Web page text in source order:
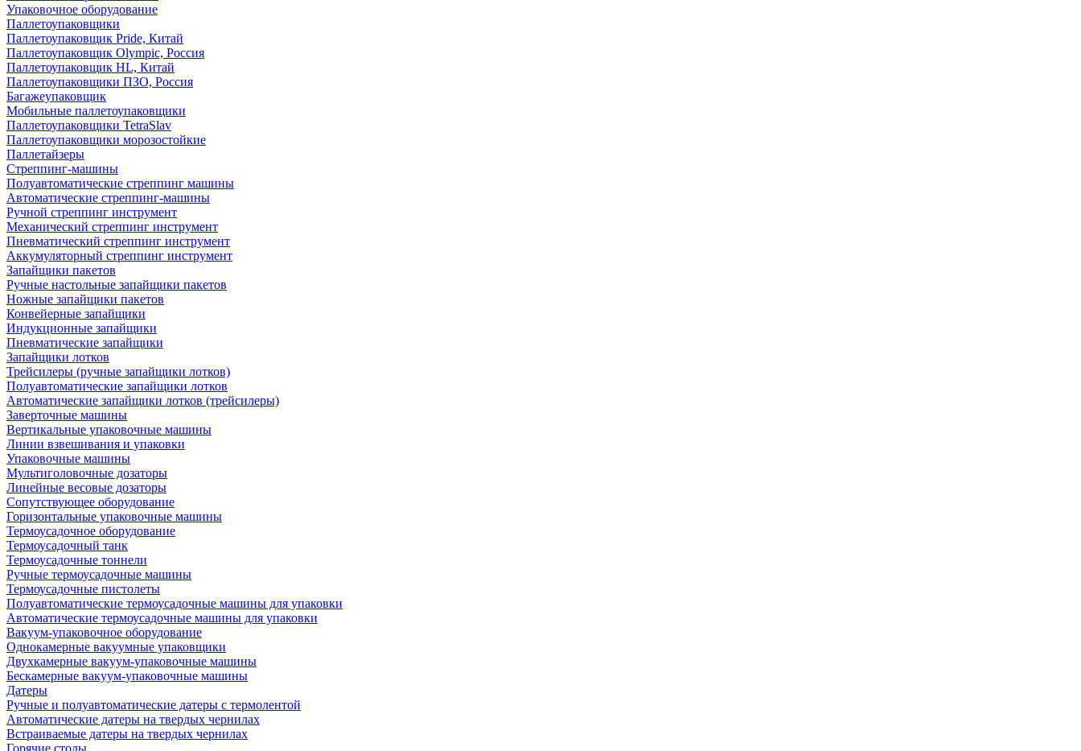
Упаковочное оборудование
Паллетоупаковщики
Паллетоупаковщик Pride, Китай
Паллетоупаковщик Olympic, Россия
Паллетоупаковщик HL, Китай
Паллетоупаковщики ПЗО, Россия
Багажеупаковщик
Мобильные паллетоупаковщики
Паллетоупаковщики TetraSlav
Паллетоупаковщики морозостойкие
Паллетайзеры
Стреппинг-машины
Полуавтоматические стреппинг машины
Автоматические стреппинг-машины
Ручной стреппинг инструмент
Механический стреппинг инструмент
Пневматический стреппинг инструмент
Аккумуляторный стреппинг инструмент
Запайщики пакетов
Ручные настольные запайщики пакетов
Ножные запайщики пакетов
Конвейерные запайщики
Индукционные запайщики
Пневматические запайщики
Запайщики лотков
Трейсилеры (ручные запайщики лотков)
Полуавтоматические запайщики лотков
Автоматические запайщики лотков (трейсилеры)
Заверточные машины
Вертикальные упаковочные машины
Линии взвешивания и упаковки
Упаковочные машины
Мультиголовочные дозаторы
Линейные весовые дозаторы
Сопутствующее оборудование
Горизонтальные упаковочные машины
Термоусадочное оборудование
Термоусадочный танк
Термоусадочные тоннели
Ручные термоусадочные машины
Термоусадочные пистолеты
Полуавтоматические термоусадочные машины для упаковки
Автоматические термоусадочные машины для упаковки
Вакуум-упаковочное оборудование
Однокамерные вакуумные упаковщики
Двухкамерные вакуум-упаковочные машины
Бескамерные вакуум-упаковочные машины
Датеры
Ручные и полуавтоматические датеры с термолентой
Автоматические датеры на твердых чернилах
Встраиваемые датеры на твердых чернилах
Горячие столы